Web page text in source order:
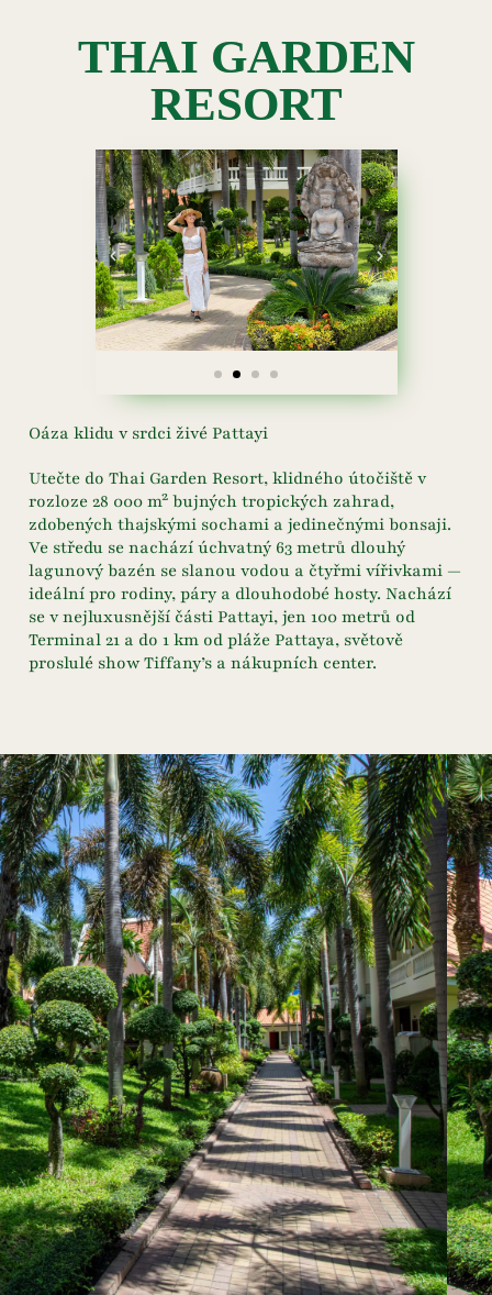
THAI GARDEN
RESORT
Oáza klidu v srdci živé Pattayi
Utečte do Thai Garden Resort, klidného útočiště v
rozloze 28 000 m² bujných tropických zahrad,
zdobených thajskými sochami a jedinečnými bonsaji.
Ve středu se nachází úchvatný 63 metrů dlouhý
lagunový bazén se slanou vodou a čtyřmi vířivkami —
ideální pro rodiny, páry a dlouhodobé hosty. Nachází
se v nejluxusnější části Pattayi, jen 100 metrů od
Terminal 21 a do 1 km od pláže Pattaya, světově
proslulé show Tiffany’s a nákupních center.